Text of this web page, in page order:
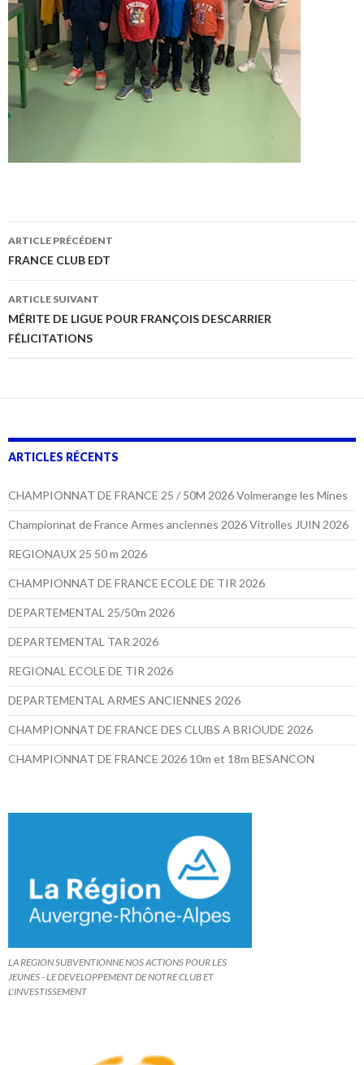
Navigation
des
articles
ARTICLE PRÉCÉDENT
FRANCE CLUB EDT
ARTICLE SUIVANT
MÉRITE DE LIGUE POUR FRANÇOIS DESCARRIER
FÉLICITATIONS
ARTICLES RÉCENTS
CHAMPIONNAT DE FRANCE 25 / 50M 2026 Volmerange les Mines
Championnat de France Armes anciennes 2026 Vitrolles JUIN 2026
REGIONAUX 25 50 m 2026
CHAMPIONNAT DE FRANCE ECOLE DE TIR 2026
DEPARTEMENTAL 25/50m 2026
DEPARTEMENTAL TAR 2026
REGIONAL ECOLE DE TIR 2026
DEPARTEMENTAL ARMES ANCIENNES 2026
CHAMPIONNAT DE FRANCE DES CLUBS A BRIOUDE 2026
CHAMPIONNAT DE FRANCE 2026 10m et 18m BESANCON
LA REGION SUBVENTIONNE NOS ACTIONS POUR LES
JEUNES - LE DEVELOPPEMENT DE NOTRE CLUB ET
L'INVESTISSEMENT